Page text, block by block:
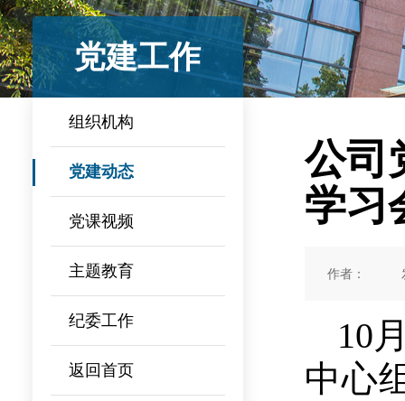
党建工作
组织机构
党建动态
党课视频
主题教育
纪委工作
返回首页
公司
学习
作者：
10
中心